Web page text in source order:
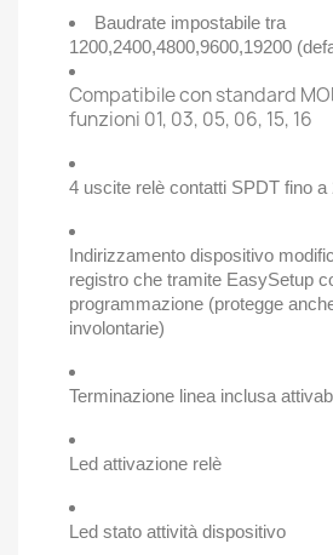
Baudrate impostabile tra
1200,2400,4800,9600,19200
Compatibile con standard
funzioni 01, 03, 05, 06, 15, 16
4 uscite relè contatti SPDT fino a
Indirizzamento dispositivo
registro che tramite EasySetup
programmazione (protegge
involontarie)
Terminazione linea inclusa
Led attivazione relè
Led stato attività dispositivo